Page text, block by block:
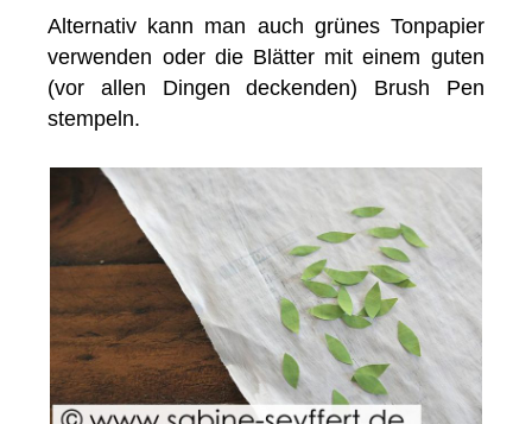
Alternativ kann man auch grünes Tonpapier
verwenden oder die Blätter mit einem guten
(vor allen Dingen deckenden) Brush Pen
stempeln.